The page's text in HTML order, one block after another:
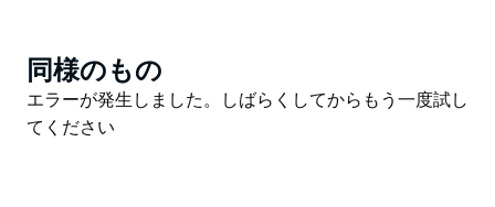
Product
List
同様のもの
Product
List
エラーが発生しました。しばらくしてからもう一度試し
てください